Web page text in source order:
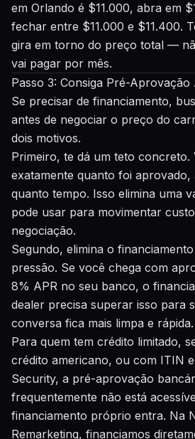
em Orlando é $11.000, abra em
fechar entre $11.000 e $11.400.
gira em torno do preço total —
vai pagar por mês.
Passo 3: Consiga Pré-
Se precisar de financiamento,
antes de negociar o preço do
dois motivos.
Primeiro, te dá um teto concreto.
exatamente quanto foi
quanto tempo. Isso elimina uma
pode usar para movimentar
negociação.
Segundo, elimina o
pressão. Se você chega com
8% APR no seu banco, o
dealer precisa superar isso para
conversa fica mais limpa e rápida.
Para quem tem crédito limitado,
crédito americano, ou com ITIN
Security, a pré-aprovação
frequentemente não está
financiamento próprio entra. Na
Remarketing, financiamos